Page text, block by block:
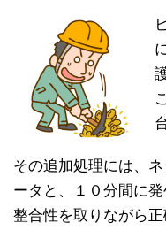
その追加処理には、
ータと、１０分間に
整合性を取りながら正